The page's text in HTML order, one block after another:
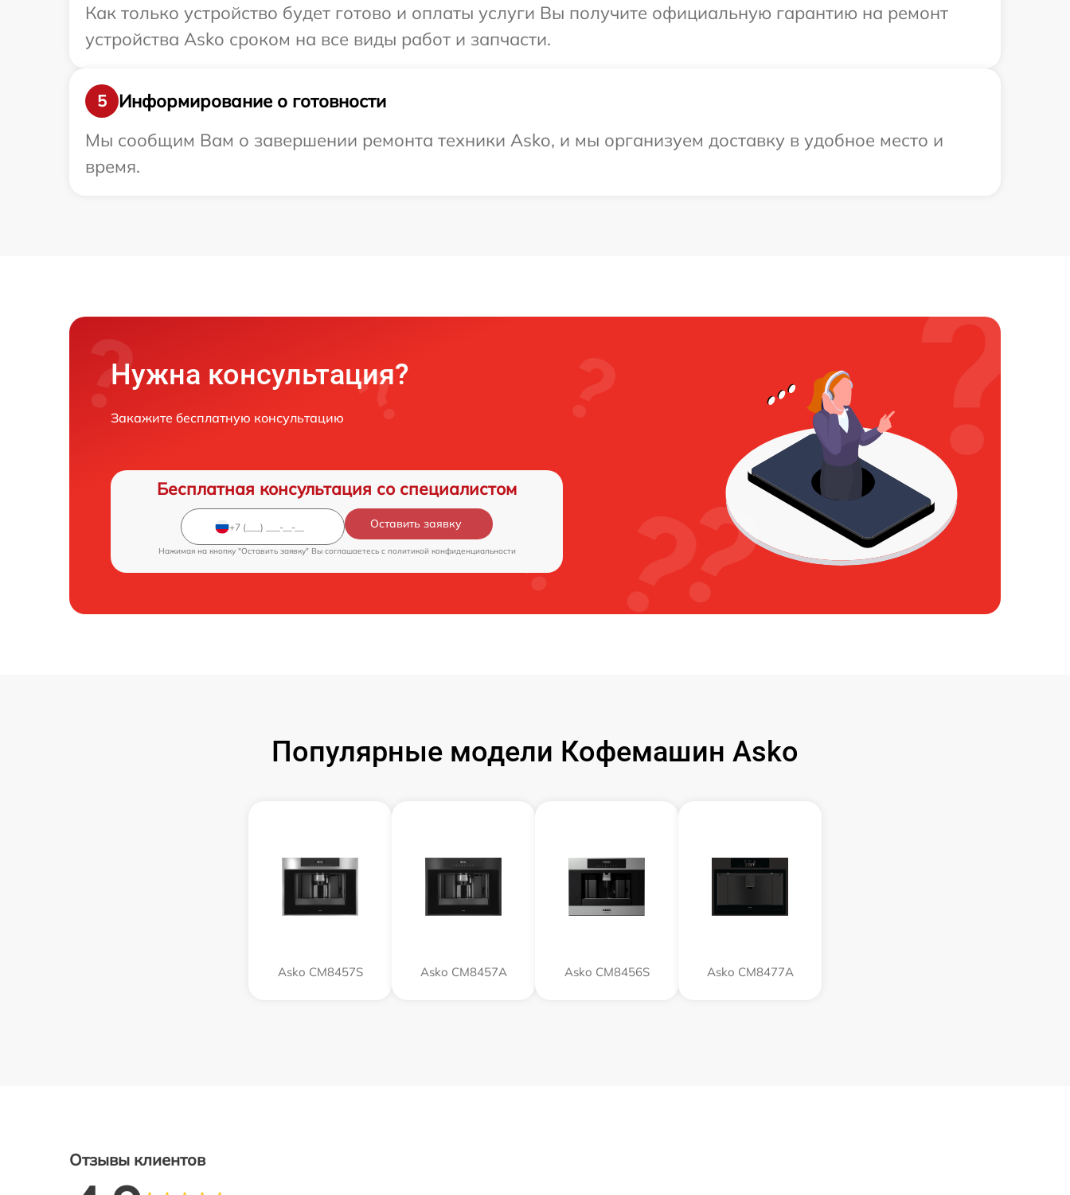
Как только устройство будет готово и оплаты услуги Вы получите официальную гарантию на ремонт
устройства Asko сроком на все виды работ и запчасти.
5
Информирование о готовности
Мы сообщим Вам о завершении ремонта техники Asko, и мы организуем доставку в удобное место и
время.
Нужна консультация?
Закажите бесплатную консультацию
Бесплатная консультация со специалистом
Оставить заявку
Нажимая на кнопку "Оставить заявку" Вы соглашаетесь c политикой конфиденциальности
Популярные модели Кофемашин Asko
Asko CM8457S Asko CM8457A Asko CM8456S Asko CM8477A
Отзывы клиентов